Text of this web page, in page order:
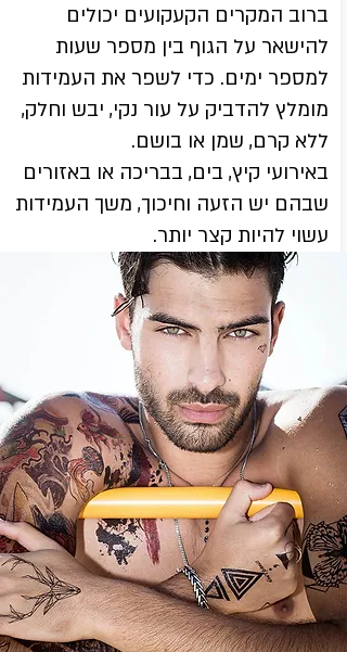
ברוב המקרים הקעקועים יכולים
להישאר על הגוף בין מספר שעות
למספר ימים. כדי לשפר את העמידות
מומלץ להדביק על עור נקי, יבש וחלק,
ללא קרם, שמן או בושם.
באירועי קיץ, בים, בבריכה או באזורים
שבהם יש הזעה וחיכוך, משך העמידות
עשוי להיות קצר יותר.